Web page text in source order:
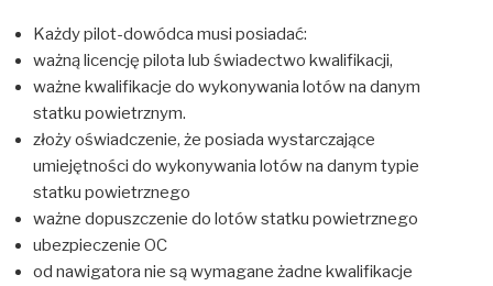
Każdy pilot-dowódca musi posiadać:
ważną licencję pilota lub świadectwo kwalifikacji,
ważne kwalifikacje do wykonywania lotów na danym
statku powietrznym.
złoży oświadczenie, że posiada wystarczające
umiejętności do wykonywania lotów na danym typie
statku powietrznego
ważne dopuszczenie do lotów statku powietrznego
ubezpieczenie OC
od nawigatora nie są wymagane żadne kwalifikacje